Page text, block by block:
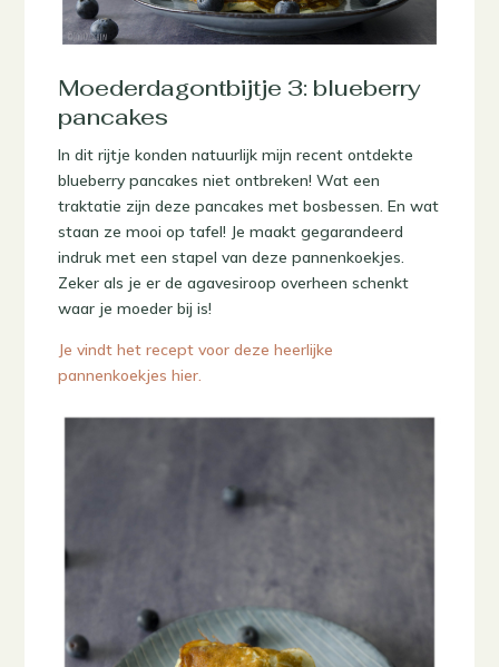
Moederdagontbijtje 3: blueberry
pancakes
In dit rijtje konden natuurlijk mijn recent ontdekte
blueberry pancakes niet ontbreken! Wat een
traktatie zijn deze pancakes met bosbessen. En wat
staan ze mooi op tafel! Je maakt gegarandeerd
indruk met een stapel van deze pannenkoekjes.
Zeker als je er de agavesiroop overheen schenkt
waar je moeder bij is!
Je vindt het recept voor deze heerlijke
pannenkoekjes hier.